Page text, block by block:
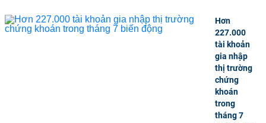
Hơn
227.000
tài khoản
gia nhập
thị trường
chứng
khoán
trong
tháng 7